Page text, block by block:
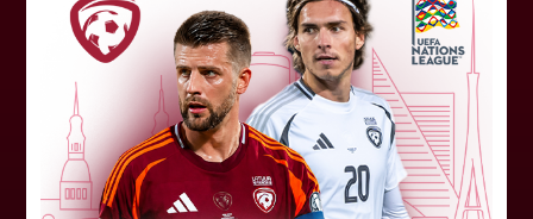
07. augusts 2026.